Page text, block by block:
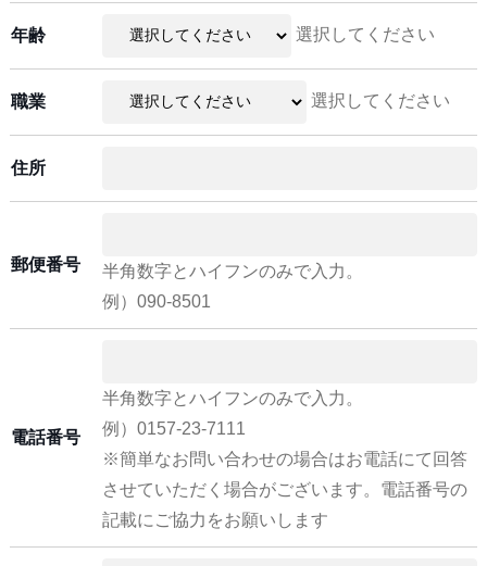
年齢 選択してください
職業 選択してください
住所
郵便番号
半角数字とハイフンのみで入力。
例）090-8501
電話番号
半角数字とハイフンのみで入力。
例）0157-23-7111
※簡単なお問い合わせの場合はお電話にて回答
させていただく場合がございます。電話番号の
記載にご協力をお願いします